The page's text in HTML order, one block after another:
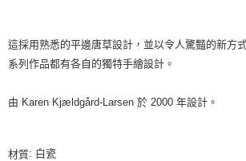
這採用熟悉的平邊唐草設計，並以令人驚豔的新方
系列作品都有各自的獨特手繪設計。
由 Karen Kjældgård-Larsen 於 2000 年設計。
材質: 白瓷